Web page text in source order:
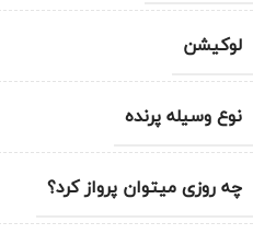
لوکیشن
نوع وسیله پرنده
چه روزی میتوان پرواز کرد؟